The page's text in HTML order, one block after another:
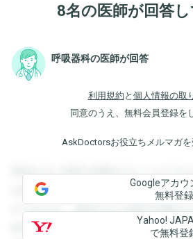
8名の医師が回答
呼吸器科の医師が回答
利用規約 と 個人情報の取
同意のうえ、無料会員登録を
AskDoctorsお役立ちメルマガを
登録すると回答を閲覧することができ
を閲覧することができます。登録する
ができます。登録すると回答を閲覧す
録すると回答を閲覧することができま
Googleアカウ
無料登録
Yahoo!
で無料登